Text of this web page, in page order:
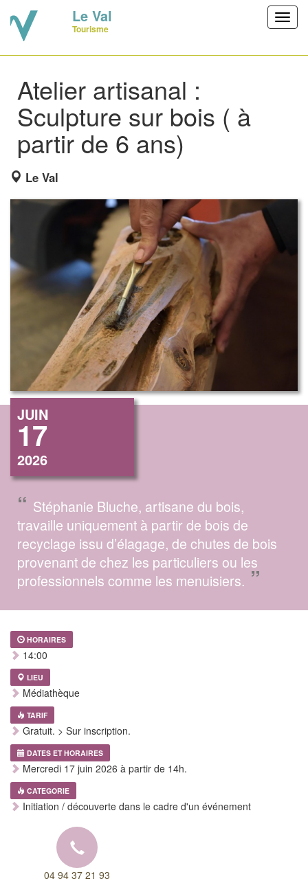
Le Val
Tourisme
Atelier artisanal :
Sculpture sur bois ( à
partir de 6 ans)
Le Val
JUIN
17
2026
“ Stéphanie Bluche, artisane du bois,
travaille uniquement à partir de bois de
recyclage issu d’élagage, de chutes de bois
provenant de chez les particuliers ou les
professionnels comme les menuisiers. ”
HORAIRES
14:00
LIEU
Médiathèque
TARIF
Gratuit. > Sur inscription.
DATES ET HORAIRES
Mercredi 17 juin 2026 à partir de 14h.
CATEGORIE
Initiation / découverte dans le cadre d'un événement
04 94 37 21 93